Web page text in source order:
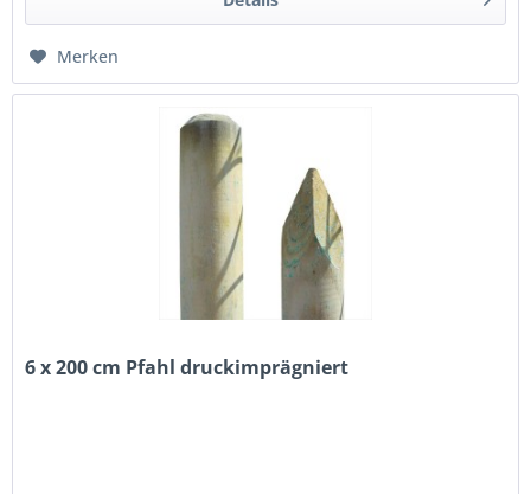
Merken
6 x 200 cm Pfahl druckimprägniert